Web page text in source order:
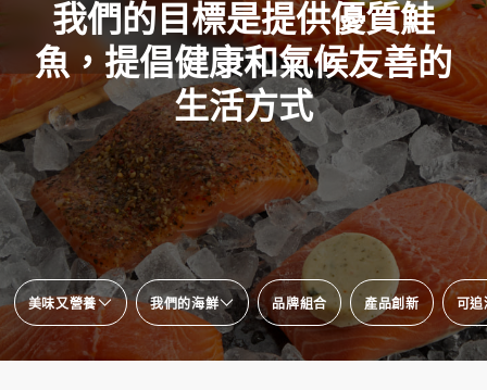
美味又營養
口味與健康
我們的海鮮
貿易和大宗採購
品牌組合 產品創新 可追
我們的目標是提供優質鮭
魚，提倡健康和氣候友善的
生活方式